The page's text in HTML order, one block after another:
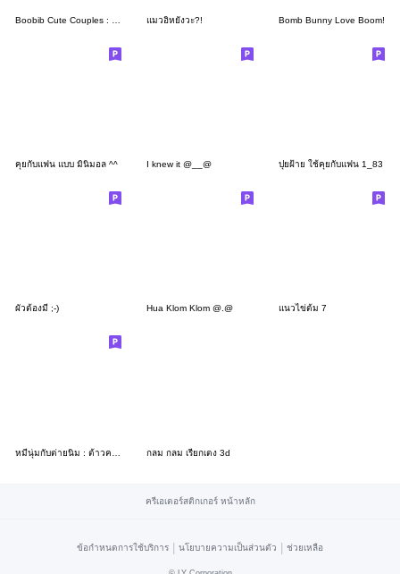
แมวอิหยังวะ?! Bomb Bunny Love Boom!
คุยกับแฟน แบบ มินิมอล ^^ I knew it @__@ ปุยฝ้าย ใช้คุยกับแฟน 1_83
ผัวต้องมี ;-) Hua Klom Klom @.@ แนวไข่ต้ม 7
กลม กลม เรียกเตง 3d
ครีเอเตอร์สติกเกอร์ หน้าหลัก
ข้อกำหนดการใช้บริการ | นโยบายความเป็นส่วนตัว | ช่วยเหลือ